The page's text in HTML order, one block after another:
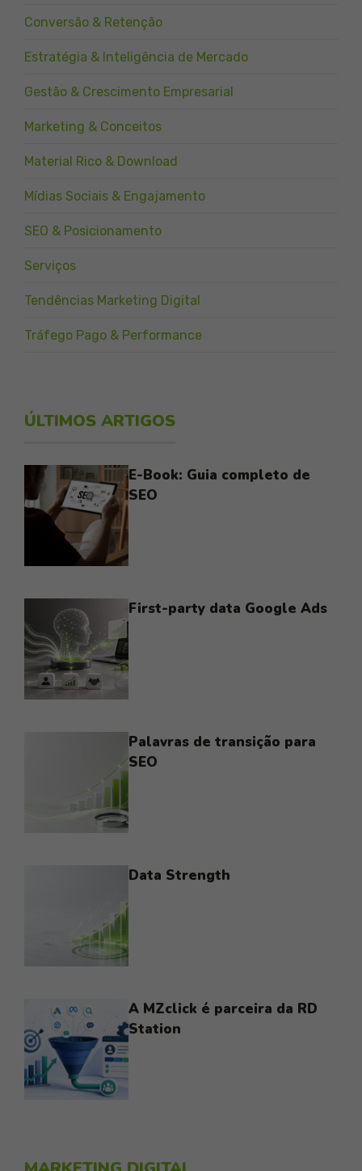
Conversão & Retenção
Estratégia & Inteligência de Mercado
Gestão & Crescimento Empresarial
Marketing & Conceitos
Material Rico & Download
Mídias Sociais & Engajamento
SEO & Posicionamento
Serviços
Tendências Marketing Digital
Tráfego Pago & Performance
ÚLTIMOS ARTIGOS
E-Book: Guia completo de
SEO
First-party data Google Ads
Palavras de transição para
SEO
Data Strength
A MZclick é parceira da RD
Station